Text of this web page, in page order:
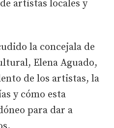
artistas locales y
la concejala de
Elena Aguado,
de los artistas, la
y cómo esta
para dar a